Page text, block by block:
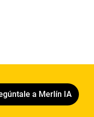
a Merlín IA